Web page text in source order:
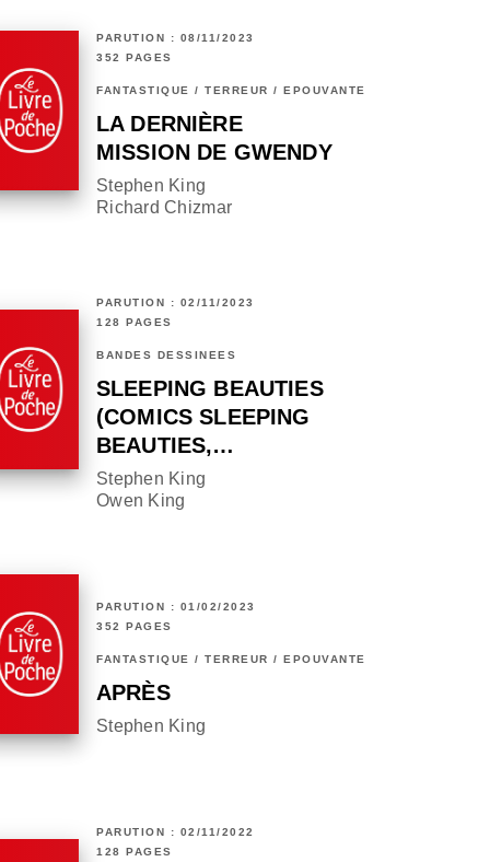
PARUTION : 08/11/2023
352 PAGES
FANTASTIQUE / TERREUR / EPOUVANTE
LA DERNIÈRE
MISSION DE GWENDY
Stephen King
Richard Chizmar
PARUTION : 02/11/2023
128 PAGES
BANDES DESSINÉES
SLEEPING BEAUTIES
(COMICS SLEEPING
BEAUTIES,…
Stephen King
Owen King
PARUTION : 01/02/2023
352 PAGES
FANTASTIQUE / TERREUR / EPOUVANTE
APRÈS
Stephen King
PARUTION : 02/11/2022
128 PAGES